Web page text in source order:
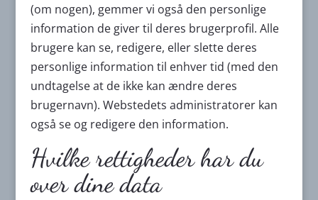
(om nogen), gemmer vi også den personlige
information de giver til deres brugerprofil. Alle
brugere kan se, redigere, eller slette deres
personlige information til enhver tid (med den
undtagelse at de ikke kan ændre deres
brugernavn). Webstedets administratorer kan
også se og redigere den information.
Hvilke rettigheder har du
over dine data